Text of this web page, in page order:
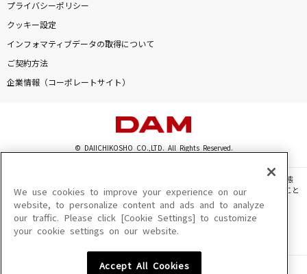
プライバシーポリシー
クッキー設定
インフォマティブデータの取得について
ご契約方法
企業情報（コーポレートサイト）
© DAIICHIKOSHO CO.,LTD. All Rights Reserved.
このサイトに掲載されている一切の文章・画像・写真・動画・音声等を、手段や形態
を問わず、著作権法の定める範囲を超えて無断で複製、転載、ファイル化などすること
を禁じます。
楽曲及びコンテンツは、機種によりご利用いただけない場合があります。
楽曲及びコンテンツの配信日、配信内容が変更になる場合があります。
We use cookies to improve your experience on our
website, to personalize content and ads and to analyze
our traffic. Please click [Cookie Settings] to customize
your cookie settings on our website.
Accept All Cookies